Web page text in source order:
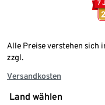
Alle Preise verstehen sich
zzgl.
Versandkosten
Land wählen